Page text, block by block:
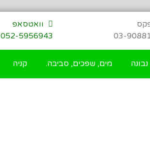
03-
וואטסאפ
052-5956943
מים, שפכים, סביבה. קניה